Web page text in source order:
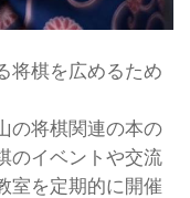
将棋を広めるため
の将棋関連の本の
のイベントや交流
室を定期的に開催